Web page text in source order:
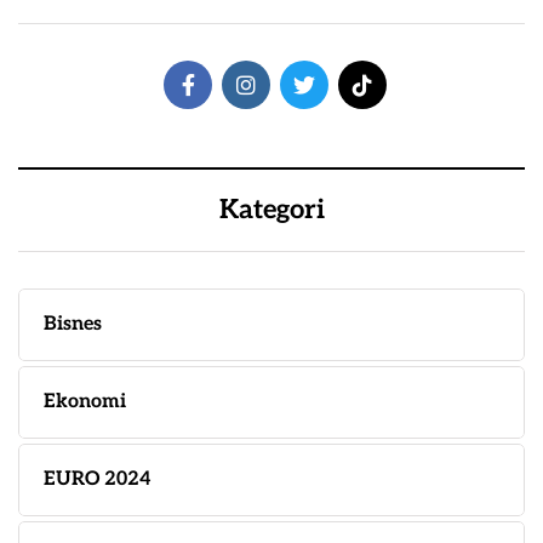
Kategori
Bisnes
Ekonomi
EURO 2024